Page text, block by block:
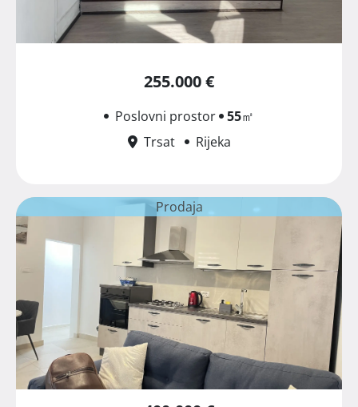
255.000 €
Poslovni prostor 55㎡
Trsat
Rijeka
Prodaja